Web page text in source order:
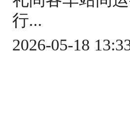
行...
2026-05-18